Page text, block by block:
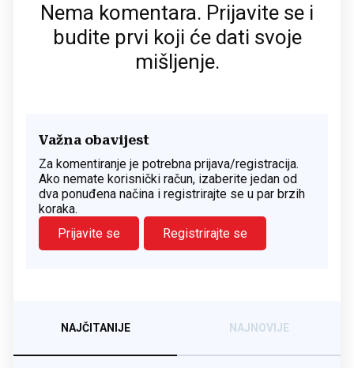
Nema komentara. Prijavite se i
budite prvi koji će dati svoje
mišljenje.
Važna obavijest
Za komentiranje je potrebna prijava/registracija.
Ako nemate korisnički račun, izaberite jedan od
dva ponuđena načina i registrirajte se u par brzih
koraka.
Prijavite se
Registrirajte se
NAJČITANIJE NAJNOVIJE